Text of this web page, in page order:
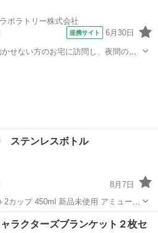
ボラトリー株式会社
提携サイト 6月30日
せない方のお宅に訪問し、夜間の見
ステンレスボトル
8月7日
用 アミューズ
い方優先になります。
駅 調理器具 ステンレスボトル
ラクターズブランケット２枚セ